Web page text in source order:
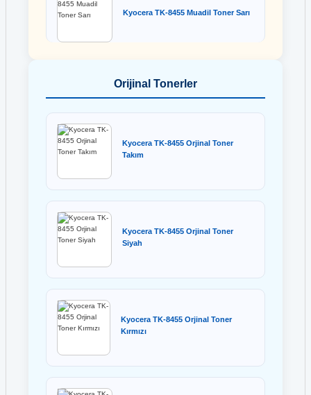
Kyocera TK-8455 Muadil Toner Sarı
Orijinal Tonerler
Kyocera TK-8455 Orjinal Toner
Takım
Kyocera TK-8455 Orjinal Toner
Siyah
Kyocera TK-8455 Orjinal Toner
Kırmızı